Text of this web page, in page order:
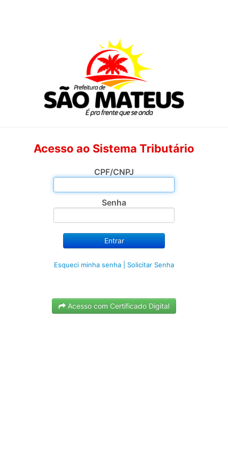
Acesso ao Sistema Tributário
CPF/CNPJ
Senha
Esqueci minha senha | Solicitar Senha
Acesso com Certificado Digital